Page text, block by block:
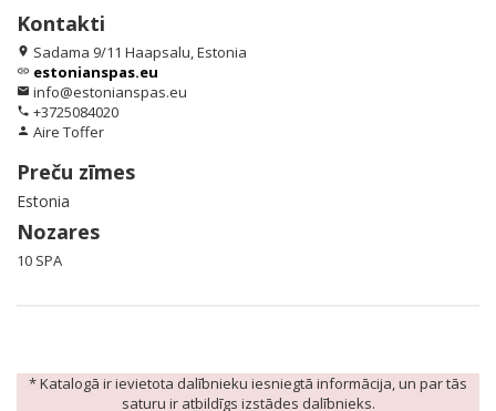
Kontakti
location_on Sadama 9/11 Haapsalu, Estonia
link estonianspas.eu
email info@estonianspas.eu
phone +3725084020
person Aire Toffer
Preču zīmes
Estonia
Nozares
10 SPA
* Katalogā ir ievietota dalībnieku iesniegtā informācija, un par tās
saturu ir atbildīgs izstādes dalībnieks.